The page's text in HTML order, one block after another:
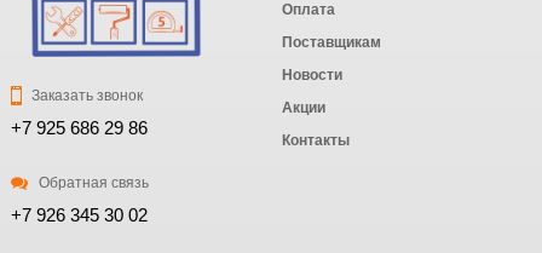
Заказать звонок
+7 925 686 29 86
Обратная связь
+7 926 345 30 02
Оплата
Поставщикам
Новости
Акции
Контакты